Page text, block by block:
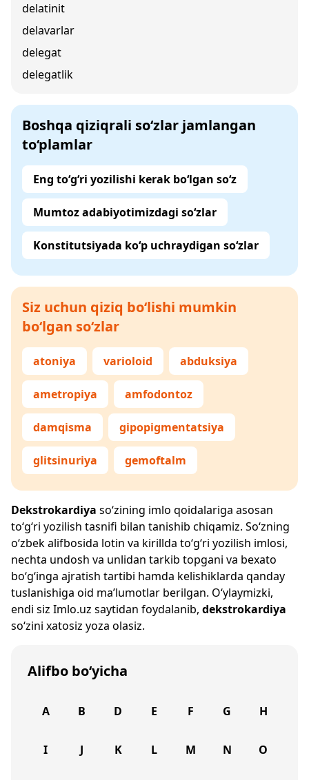
delatinit
delavarlar
delegat
delegatlik
Boshqa qiziqrali so‘zlar jamlangan
to‘plamlar
Eng to‘g‘ri yozilishi kerak bo‘lgan so‘z
Mumtoz adabiyotimizdagi so‘zlar
Konstitutsiyada ko‘p uchraydigan so‘zlar
Siz uchun qiziq bo‘lishi mumkin
bo‘lgan so‘zlar
atoniya varioloid abduksiya
ametropiya amfodontoz
damqisma gipopigmentatsiya
glitsinuriya gemoftalm
Dekstrokardiya so‘zining imlo qoidalariga asosan
to‘g‘ri yozilish tasnifi bilan tanishib chiqamiz. So‘zning
o‘zbek alifbosida lotin va kirillda to‘g‘ri yozilish imlosi,
nechta undosh va unlidan tarkib topgani va bexato
bo‘g‘inga ajratish tartibi hamda kelishiklarda qanday
tuslanishiga oid ma’lumotlar berilgan. O‘ylaymizki,
endi siz Imlo.uz saytidan foydalanib, dekstrokardiya
so‘zini xatosiz yoza olasiz.
Alifbo bo‘yicha
A B D E F G H
I J K L M N O